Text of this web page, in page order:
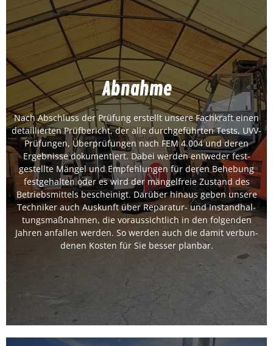
Abnahme
Nach Abschluss der Prü­fung erstellt unsere Fachkraft einen
detail­lierten Prüf­bericht, der alle durchge­führten Tests, UVV-
Prü­fun­gen, Über­prü­fun­gen nach FEM 4.004 und deren
Ergeb­nisse doku­men­tiert. Dabei wer­den entwed­er fest­
gestellte Män­gel und Empfehlun­gen für deren Behe­bung
fest­ge­hal­ten oder es wird der män­gel­freie Zus­tand des
Betrieb­smit­tels bescheinigt. Darüber hin­aus geben unsere
Tech­niker auch Auskun­ft über Reparatur- und Instand­hal­
tungs­maß­nah­men, die voraus­sichtlich in den fol­gen­den
Jahren anfall­en wer­den. So wer­den auch die damit ver­bun­
de­nen Kosten für Sie bess­er plan­bar.
Abnahme
Jet­zt kon­tak­tieren